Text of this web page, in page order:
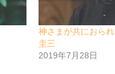
神さまが共におら
圭三
2019年7月28日